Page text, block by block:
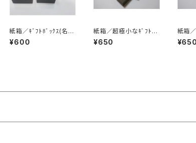
紙箱／ｷﾞﾌﾄﾎﾞｯｸｽ(名刺
ｻｲｽﾞ)4個入
¥600
紙箱／超極小なｷﾞﾌﾄﾎﾞ
ｯｸｽ（ｾﾋﾟｱ・濃こげ茶）6
個入
¥650
紙箱
ｯｸｽ（
ｼｭ）6